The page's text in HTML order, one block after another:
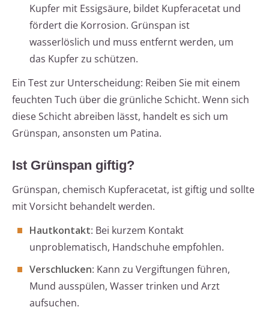
Kupfer mit Essigsäure, bildet Kupferacetat und
fördert die Korrosion. Grünspan ist
wasserlöslich und muss entfernt werden, um
das Kupfer zu schützen.
Ein Test zur Unterscheidung: Reiben Sie mit einem
feuchten Tuch über die grünliche Schicht. Wenn sich
diese Schicht abreiben lässt, handelt es sich um
Grünspan, ansonsten um Patina.
Ist Grünspan giftig?
Grünspan, chemisch Kupferacetat, ist giftig und sollte
mit Vorsicht behandelt werden.
Hautkontakt: Bei kurzem Kontakt
unproblematisch, Handschuhe empfohlen.
Verschlucken: Kann zu Vergiftungen führen,
Mund ausspülen, Wasser trinken und Arzt
aufsuchen.